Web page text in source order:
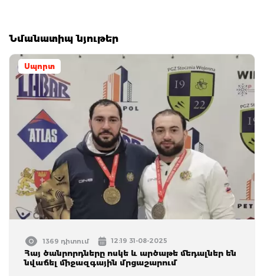
Նմանատիպ նյութեր
Սպորտ
1369 դիտում 12:19 31-08-2025
Հայ ծանրորդները ոսկե և արծաթե մեդալներ են
նվաճել միջազգային մրցաշարում